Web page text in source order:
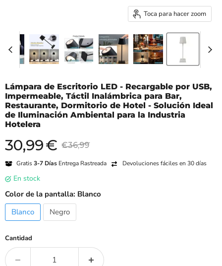
Toca para hacer zoom
Lámpara de Escritorio LED - Recargable por USB,
Impermeable, Táctil Inalámbrica para Bar,
Restaurante, Dormitorio de Hotel - Solución Ideal
de Iluminación Ambiental para la Industria
Hotelera
Precio actual
30,99€ Precio original
€36,99
Gratis3-7 Días Entrega Rastreada Devoluciones fáciles en 30 días
en stock
Color de la pantalla: Blanco
Blanco
Negro
Cantidad